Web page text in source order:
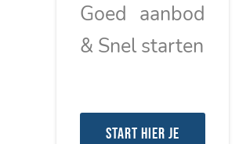
Goed aanbod
& Snel starten
Start hier je